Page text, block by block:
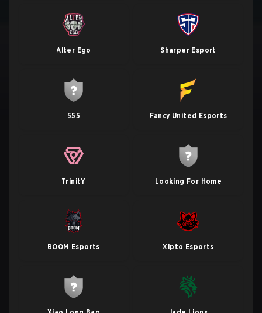
Alter Ego Sharper Esport
555 Fancy United Esports
TrinitY Looking For Home
BOOM Esports Xipto Esports